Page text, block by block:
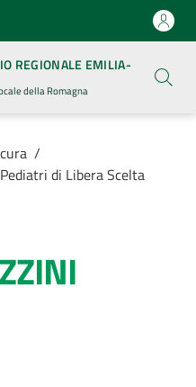
REGIONALE EMILIA-
della Romagna
/
di Libera Scelta